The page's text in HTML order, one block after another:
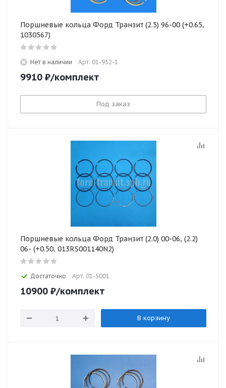
Поршневые кольца Форд Транзит (2.5) 96-00 (+0.65,
1030567)
Нет в наличии Арт: 01-952-1
9910 ₽/комплект
Под заказ
Поршневые кольца Форд Транзит (2.0) 00-06, (2.2)
06- (+0.50, 013RS001140N2)
Достаточно Арт: 01-5001
10900 ₽/комплект
В корзину